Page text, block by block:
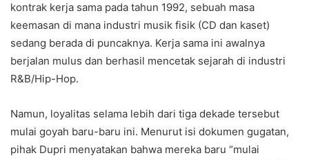
kontrak kerja sama pada tahun 1992, sebuah masa
keemasan di mana industri musik fisik (CD dan kaset)
sedang berada di puncaknya. Kerja sama ini awalnya
berjalan mulus dan berhasil mencetak sejarah di industri
R&B/Hip-Hop.
Namun, loyalitas selama lebih dari tiga dekade tersebut
mulai goyah baru-baru ini. Menurut isi dokumen gugatan,
pihak Dupri menyatakan bahwa mereka baru “mulai